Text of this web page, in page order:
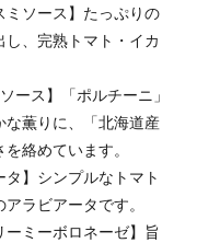
ミソース】たっぷりの
、完熟トマト・イカ
ース】「ポルチーニ」
な薫りに、「北海道産
絡めています。
タ】シンプルなトマト
ラビアータです。
ーミーボロネーゼ】旨